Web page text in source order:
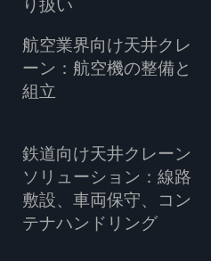
り扱い
航空業界向け天井クレ
ーン：航空機の整備と
組立
鉄道向け天井クレーン
ソリューション：線路
敷設、車両保守、コン
テナハンドリング